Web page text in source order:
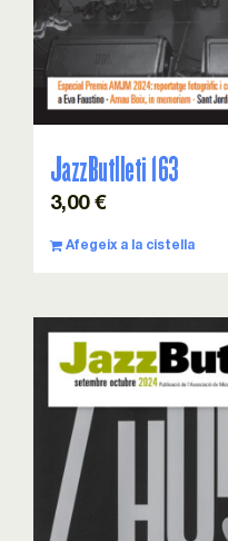
JazzButlleti 163
3,00 €
Afegeix a la cistella